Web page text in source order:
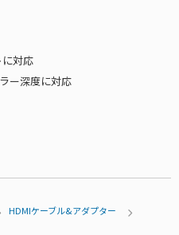
対応
ー深度に対応
HDMIケーブル&アダプター